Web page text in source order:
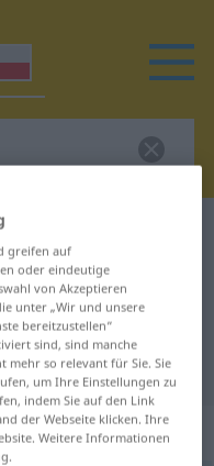
für
greifen auf
oder eindeutige
von Akzeptieren
unter „Wir und unsere
bereitzustellen“
sind, sind manche
mehr so relevant für Sie. Sie
um Ihre Einstellungen zu
indem Sie auf den Link
der Webseite klicken. Ihre
Weitere Informationen